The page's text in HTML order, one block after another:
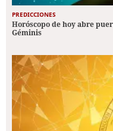
PREDICCIONES
Horóscopo de hoy abre
Géminis